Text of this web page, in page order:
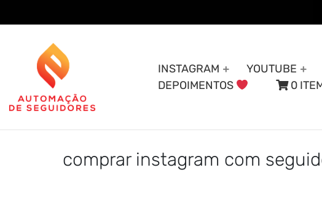
INSTAGRAM YOUTUBE
DEPOIMENTOS
0
comprar instagram com